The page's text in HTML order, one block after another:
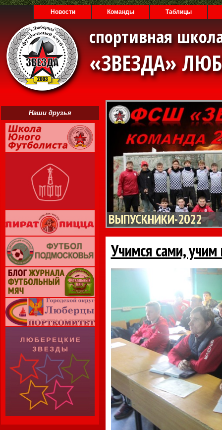
Новости Команды Таблицы
спортивная
«ЗВЕЗДА»
Наши друзья
ВЫПУСКНИКИ-2022
Учимся сами,